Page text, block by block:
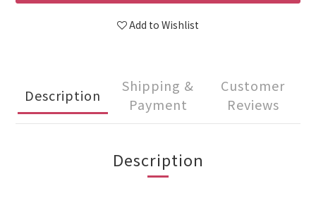
Add to Wishlist
Description
Shipping &
Payment
Customer
Reviews
Description